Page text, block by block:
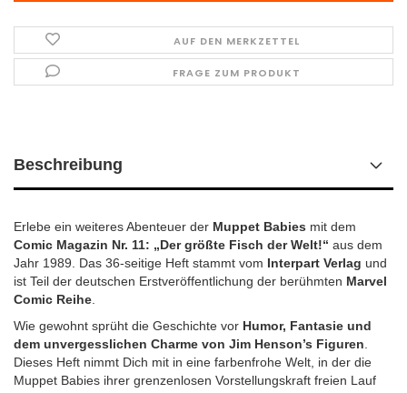
AUF DEN MERKZETTEL
FRAGE ZUM PRODUKT
Beschreibung
Erlebe ein weiteres Abenteuer der Muppet Babies mit dem
Comic Magazin Nr. 11: „Der größte Fisch der Welt!“ aus dem
Jahr 1989. Das 36-seitige Heft stammt vom Interpart Verlag und
ist Teil der deutschen Erstveröffentlichung der berühmten Marvel
Comic Reihe
Wie gewohnt sprüht die Geschichte vor Humor, Fantasie und
dem unvergesslichen Charme von Jim Henson’s Figuren
Dieses Heft nimmt Dich mit in eine farbenfrohe Welt, in der die
Muppet Babies ihrer grenzenlosen Vorstellungskraft freien Lauf